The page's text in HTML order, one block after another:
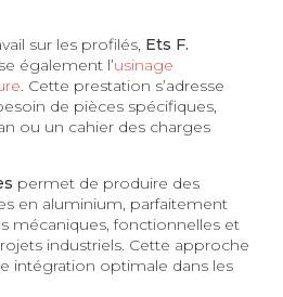
sur les profilés, Ets F.
également l’usinage
. Cette prestation s’adresse
de pièces spécifiques,
ou un cahier des charges
permet de produire des
en aluminium, parfaitement
mécaniques, fonctionnelles et
industriels. Cette approche
intégration optimale dans les